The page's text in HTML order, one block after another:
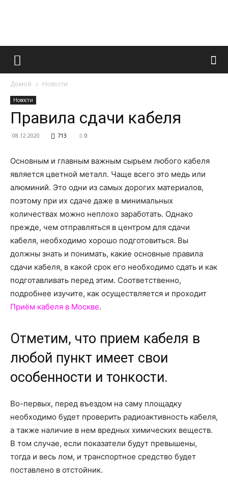
Французский
о
Домой Новости
Новости
Правила сдачи кабеля
08.12.2020 713 0
Основным и главным важным сырьем любого кабеля
является цветной металл. Чаще всего это медь или
алюминий. Это одни из самых дорогих материалов,
поэтому при их сдаче даже в минимальных
количествах можно неплохо заработать. Однако
прежде, чем отправляться в центром для сдачи
кабеля, необходимо хорошо подготовиться. Вы
должны знать и понимать, какие основные правила
сдачи кабеля, в какой срок его необходимо сдать и как
подготавливать перед этим. Соответственно,
подробнее изучите, как осуществляется и проходит
Приём кабеля в Москве.
Отметим, что прием кабеля в
любой пункт имеет свои
особенности и тонкости.
Во-первых, перед въездом на саму площадку
необходимо будет проверить радиоактивность кабеля,
а также наличие в нем вредных химических веществ.
В том случае, если показатели будут превышены,
тогда и весь лом, и транспортное средство будет
поставлено в отстойник.